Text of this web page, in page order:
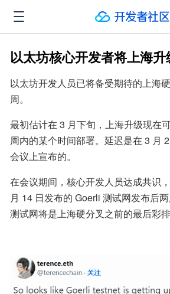
以太坊核心开发者将上海
以太坊开发人员已将备受期待的上海
周。
最初估计在 3 月下旬，上海升级现在
周内的某个时间部署。延迟是在 3 月
会议上宣布的。
在会议期间，核心开发人员达成共识
月 14 日发布的 Goerli 测试网发布后
测试网将是上海硬分叉之前的最后彩